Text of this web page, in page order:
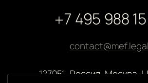
+7 495 988 15
contact@mef.legal
127051, Россия, Москва,